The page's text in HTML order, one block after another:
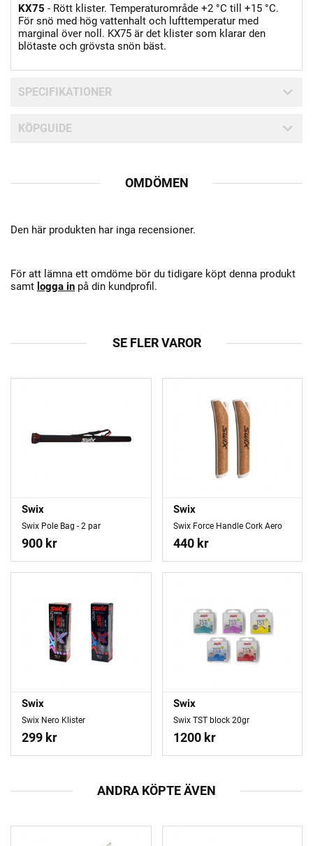
KX75 - Rött klister. Temperaturområde +2 °C till +15 °C.
För snö med hög vattenhalt och lufttemperatur med
marginal över noll. KX75 är det klister som klarar den
blötaste och grövsta snön bäst.
SPECIFIKATIONER
KÖPGUIDE
OMDÖMEN
För att lämna ett omdöme bör du tidigare köpt denna produkt
samt logga in på din kundprofil.
Den här produkten har inga recensioner.
SE FLER VAROR
Swix
Swix Pole Bag - 2 par
900 kr
Swix
Swix Force Handle Cork Aero
440 kr
Swix
Swix Nero Klister
299 kr
Swix
Swix TST block 20gr
1200 kr
ANDRA KÖPTE ÄVEN